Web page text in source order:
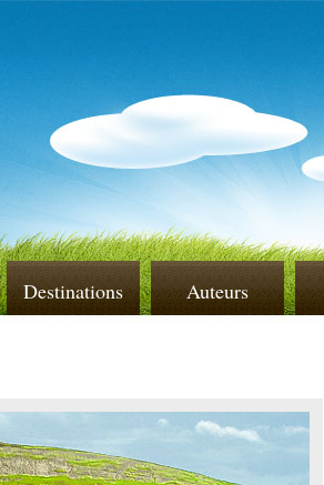
Destinations Auteurs